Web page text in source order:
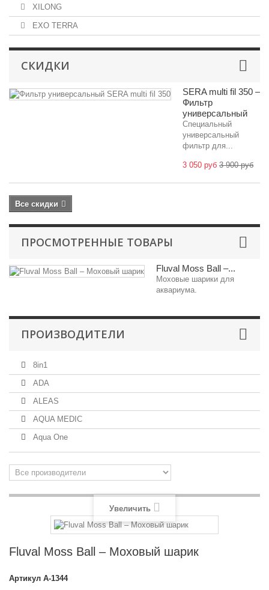
XILONG
EXO TERRA
СКИДКИ
SERA multi fil 350 –
Фильтр
универсальный
Специальный
универсальный
фильтр для...
3 050 руб 3 900 руб
Все скидки
ПРОСМОТРЕННЫЕ ТОВАРЫ
Fluval Moss Ball –...
Моховые шарики для
аквариума.
ПРОИЗВОДИТЕЛИ
8in1
ADA
ALEAS
AQUA MEDIC
Aqua One
Увеличить
Fluval Moss Ball – Моховый шарик
Артикул A-1344